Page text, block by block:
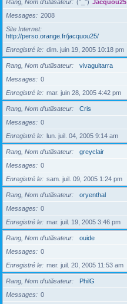
Rang, Nom d’utilisateur (°_°) Jacquou25
Messages
2008
Site Internet
http://perso.orange.fr/jacquou25/
Enregistré le
dim. juin 19, 2005 10:18 pm
Rang, Nom d’utilisateur
vivaguitarra
Messages
0
Enregistré le
mar. juin 28, 2005 4:42 pm
Rang, Nom d’utilisateur
Cris
Messages
0
Enregistré le
lun. juil. 04, 2005 9:14 am
Rang, Nom d’utilisateur
greyclair
Messages
0
Enregistré le
sam. juil. 09, 2005 1:24 pm
Rang, Nom d’utilisateur
oryenthal
Messages
0
Enregistré le
mar. juil. 19, 2005 3:46 pm
Rang, Nom d’utilisateur
ouide
Messages
0
Enregistré le
mer. juil. 20, 2005 11:53 am
Rang, Nom d’utilisateur
PhilG
Messages
0